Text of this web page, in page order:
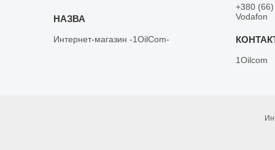
Интернет-магазин -1OilCom-
+380
Vodafon
1Oilcom